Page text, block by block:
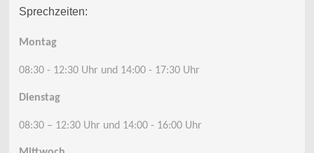
Sprechzeiten:
Montag
08:30 - 12:30 Uhr und 14:00 - 17:30 Uhr
Dienstag
08:30 – 12:30 Uhr und 14:00 - 16:00 Uhr